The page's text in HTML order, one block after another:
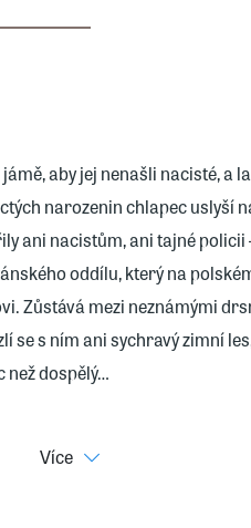
aby jej nenašli nacisté, a
narozenin chlapec uslyší
ani nacistům, ani tajné
oddílu, který na
Zůstává mezi neznámými
se s ním ani sychravý zimní
než dospělý…
výklady v hodinách dějepisu.
Více